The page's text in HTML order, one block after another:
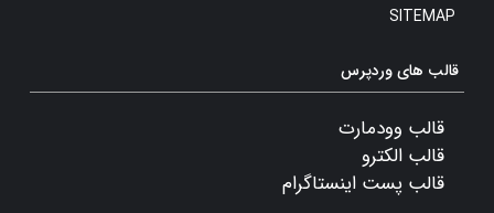
SITEMAP
قالب های وردپرس
قالب وودمارت
قالب الکترو
قالب پست اینستاگرام